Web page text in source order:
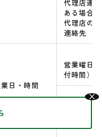
代理店連
ある場合
代理店の
連絡先
日・時間
営業曜日
付時間）
×